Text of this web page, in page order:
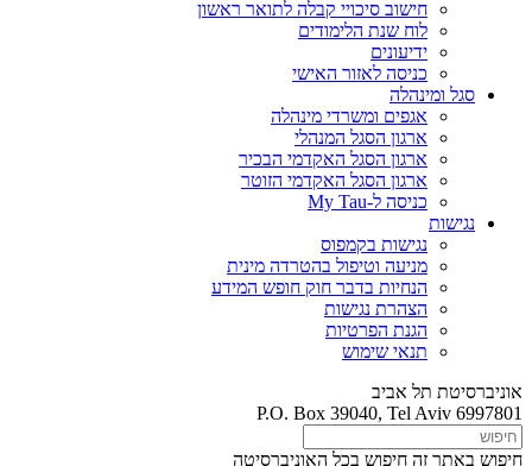
חישוב סיכויי קבלה לתואר ראשון
לוח שנת הלימודים
ידיעונים
כניסה לאזור האישי
סגל ומינהלה
אגפים ומשרדי מינהלה
ארגון הסגל המנהלי
ארגון הסגל האקדמי הבכיר
ארגון הסגל האקדמי הזוטר
כניסה ל-My Tau
נגישות
נגישות בקמפוס
מניעה וטיפול בהטרדה מינית
הנחיות בדבר חוק חופש המידע
הצהרת נגישות
הגנת הפרטיות
תנאי שימוש
אוניברסיטת תל אביב
P.O. Box 39040, Tel Aviv 6997801
חיפוש באתר זה חיפוש בכל האוניברסיטה